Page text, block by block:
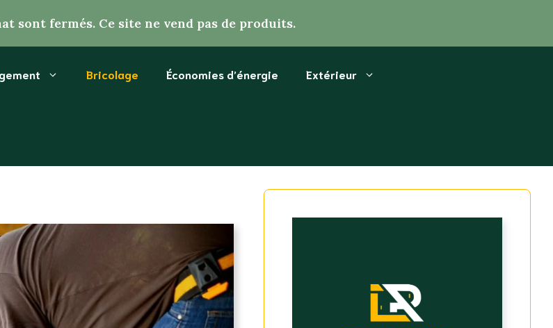
sont fermés. Ce site ne vend pas de produits.
Bricolage Économies d’énergie Extérieur